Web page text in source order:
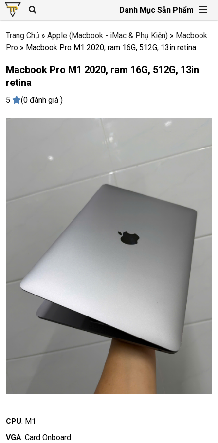
Danh Mục Sản Phẩm
Trang Chủ » Apple (Macbook - iMac & Phụ Kiện) » Macbook
Pro » Macbook Pro M1 2020, ram 16G, 512G, 13in retina
Macbook Pro M1 2020, ram 16G, 512G, 13in
retina
5 (0 đánh giá )
CPU: M1
VGA: Card Onboard